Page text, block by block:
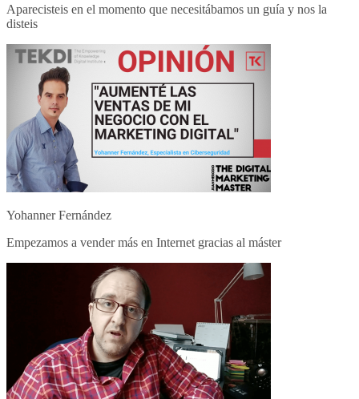
Aparecisteis en el momento que necesitábamos un guía y nos la
disteis
Yohanner Fernández
Empezamos a vender más en Internet gracias al máster